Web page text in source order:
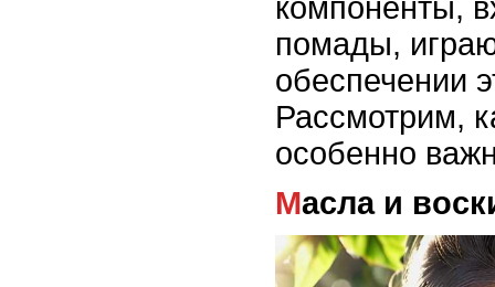
компоненты,
помады,
обеспечении
Рассмотрим,
особенно
Масла и